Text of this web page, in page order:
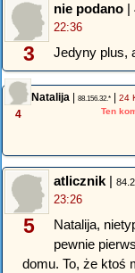
3
nie podano |
22:36
Jedyny plus,
4
Natalija 88.156.32.*
24
Ten
5
atlicznik |
23:26
Natalija,
pewnie
domu. To, że ktoś